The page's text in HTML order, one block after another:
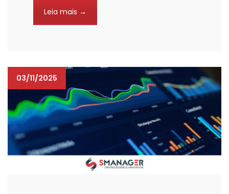
Leia mais →
03/11/2025